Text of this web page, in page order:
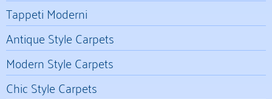
Tappeti Moderni
Antique Style Carpets
Modern Style Carpets
Chic Style Carpets